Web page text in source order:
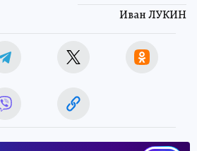
Иван ЛУКИН